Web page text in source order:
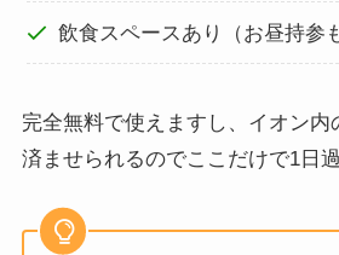
飲食スペースあり（お昼持参
完全無料で使えますし、イオン内
済ませられるのでここだけで1日過